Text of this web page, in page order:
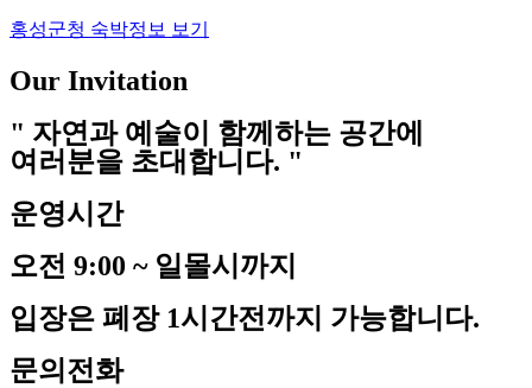
홍성군청 숙박정보 보기
Our Invitation
" 자연과 예술이 함께하는 공간에
여러분을 초대합니다. "
운영시간
오전 9:00 ~ 일몰시까지
입장은 폐장 1시간전까지 가능합니다.
문의전화